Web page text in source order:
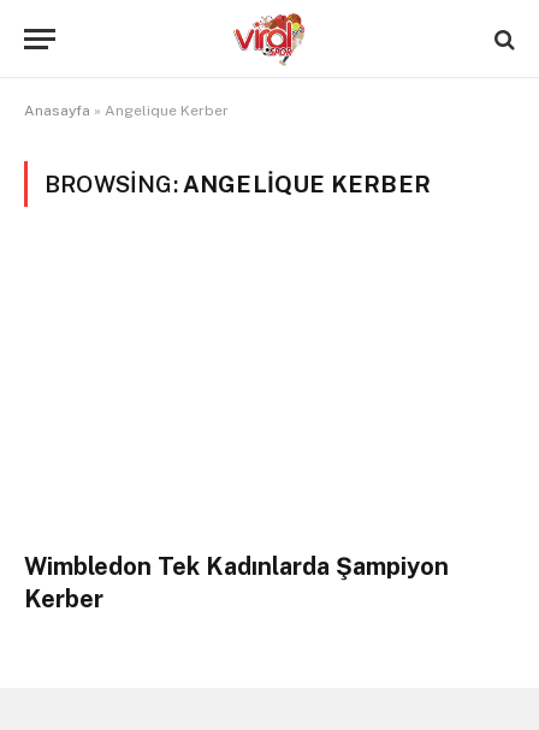
Anasayfa » Angelique Kerber
BROWSING: ANGELIQUE KERBER
Wimbledon Tek Kadınlarda Şampiyon
Kerber